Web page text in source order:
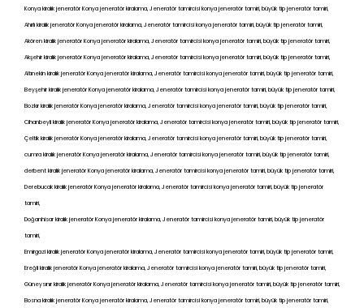
Konya kiralık jeneratör Konya jeneratör kiralama, Jeneratör tamircisi konya jeneratör tamiri, büyük tip jeneratör tamiri,
Ahırlı kiralık jeneratör Konya jeneratör kiralama, Jeneratör tamircisi konya jeneratör tamiri, büyük tip jeneratör tamiri,
Akören kiralık jeneratör Konya jeneratör kiralama, Jeneratör tamircisi konya jeneratör tamiri, büyük tip jeneratör tamiri,
Akşehir kiralık jeneratör Konya jeneratör kiralama, Jeneratör tamircisi konya jeneratör tamiri, büyük tip jeneratör tamiri,
Altınekin kiralık jeneratör Konya jeneratör kiralama, Jeneratör tamircisi konya jeneratör tamiri, büyük tip jeneratör tamiri,
Beyşehir kiralık jeneratör Konya jeneratör kiralama, Jeneratör tamircisi konya jeneratör tamiri, büyük tip jeneratör tamiri,
Bozkır kiralık jeneratör Konya jeneratör kiralama, Jeneratör tamircisi konya jeneratör tamiri, büyük tip jeneratör tamiri,
Cihanbeyli kiralık jeneratör Konya jeneratör kiralama, Jeneratör tamircisi konya jeneratör tamiri, büyük tip jeneratör tamiri,
Çeltik kiralık jeneratör Konya jeneratör kiralama, Jeneratör tamircisi konya jeneratör tamiri, büyük tip jeneratör tamiri,
cumra kiralık jeneratör Konya jeneratör kiralama, Jeneratör tamircisi konya jeneratör tamiri, büyük tip jeneratör tamiri,
derbent kiralık jeneratör Konya jeneratör kiralama, Jeneratör tamircisi konya jeneratör tamiri, büyük tip jeneratör tamiri,
Derebucak kiralık jeneratör Konya jeneratör kiralama, Jeneratör tamircisi konya jeneratör tamiri, büyük tip jeneratör
tamiri,
Doğanhisar kiralık jeneratör Konya jeneratör kiralama, Jeneratör tamircisi konya jeneratör tamiri, büyük tip jeneratör
tamiri,
Emirgazi kiralık jeneratör Konya jeneratör kiralama, Jeneratör tamircisi konya jeneratör tamiri, büyük tip jeneratör tamiri,
Ereğli kiralık jeneratör Konya jeneratör kiralama, Jeneratör tamircisi konya jeneratör tamiri, büyük tip jeneratör tamiri,
Güneysınır kiralık jeneratör Konya jeneratör kiralama, Jeneratör tamircisi konya jeneratör tamiri, büyük tip jeneratör tamiri,
Bosna kiralık jeneratör Konya jeneratör kiralama, Jeneratör tamircisi konya jeneratör tamiri, büyük tip jeneratör tamiri,